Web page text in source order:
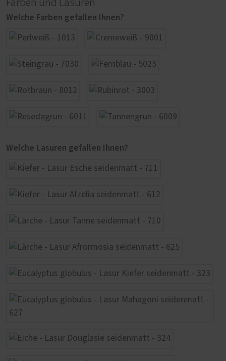
Farben und Lasuren
Welche Farben gefallen Ihnen?
Welche Lasuren gefallen Ihnen?